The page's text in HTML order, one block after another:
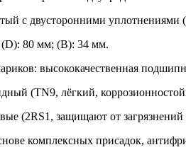
с двусторонними уплотнениями
80 мм; (B): 34 мм.
высококачественная
(TN9, лёгкий,
(2RS1, защищают от
комплексных присадок,